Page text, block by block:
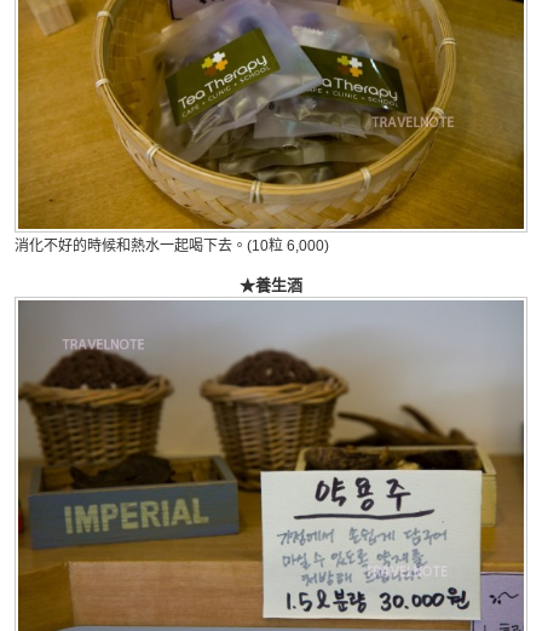
消化不好的時候和熱水一起喝下去。(10粒 6,000)
★養生酒